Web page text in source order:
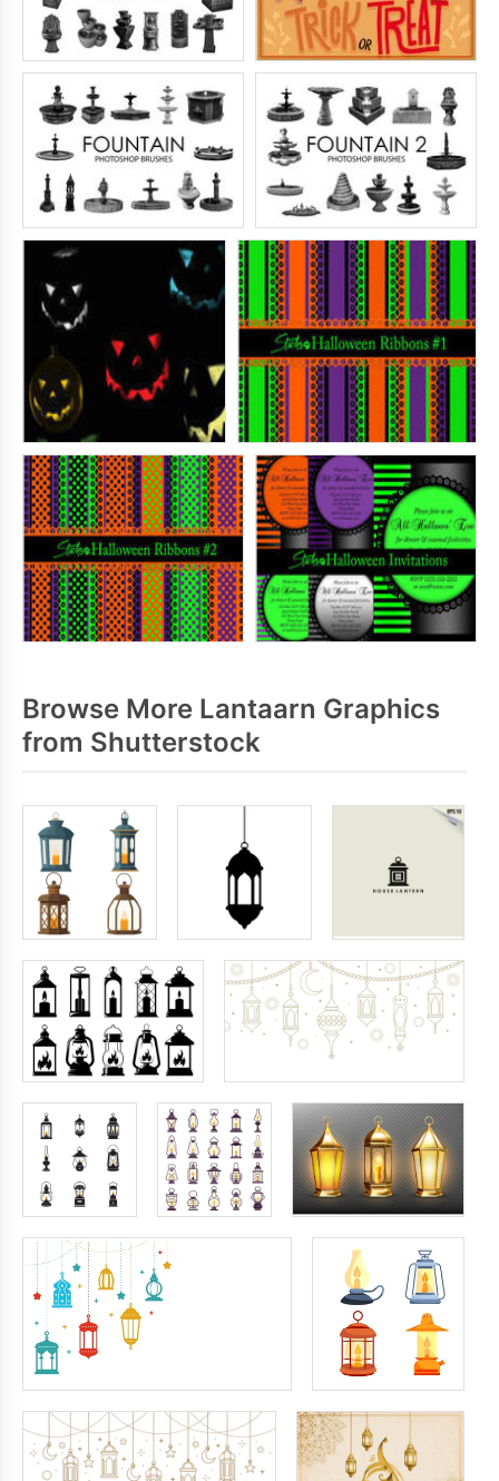
Browse More Lantaarn Graphics
from Shutterstock